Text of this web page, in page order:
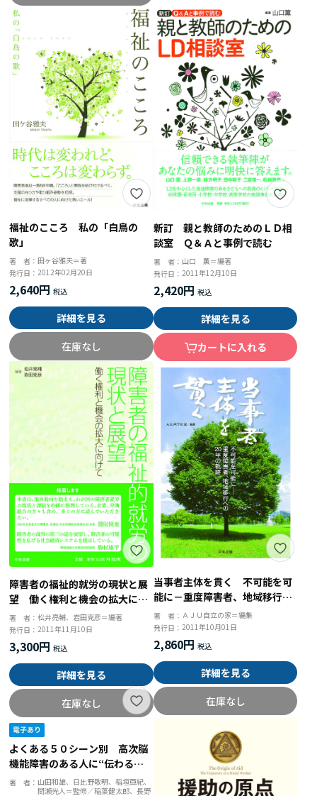
福祉のこころ 私の「白鳥の
歌」
著 者：田ヶ谷雅夫＝著
発行日：2012年02月20日
2,640円
詳細を見る
在庫なし
新訂 親と教師のためのＬＤ相
談室 Ｑ＆Ａと事例で読む
著 者： 山口 薫＝編著
発行日： 2011年12月10日
2,420円
詳細を見る
カートに入れる
障害者の福祉的就労の現状と展
望 働く権利と機会の拡大に向
けて
著 者：松井亮輔、岩田克彦＝編著
発行日：2011年11月10日
3,300円
詳細を見る
在庫なし
当事者主体を貫く 不可能を可
能に－重度障害者、地域移行へ
の２０年の軌跡
著 者： ＡＪＵ自立の家＝編集
発行日： 2011年10月01日
2,860円
詳細を見る
在庫なし